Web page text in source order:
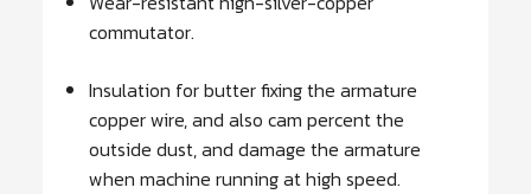
commutator.
Insulation for butter fixing the armature
copper wire, and also cam percent the
outside dust, and damage the armature
when machine running at high speed.